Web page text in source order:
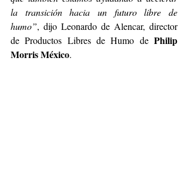
la transición hacia un futuro libre de
humo”, dijo Leonardo de Alencar, director
de Productos Libres de Humo de Philip
Morris México.